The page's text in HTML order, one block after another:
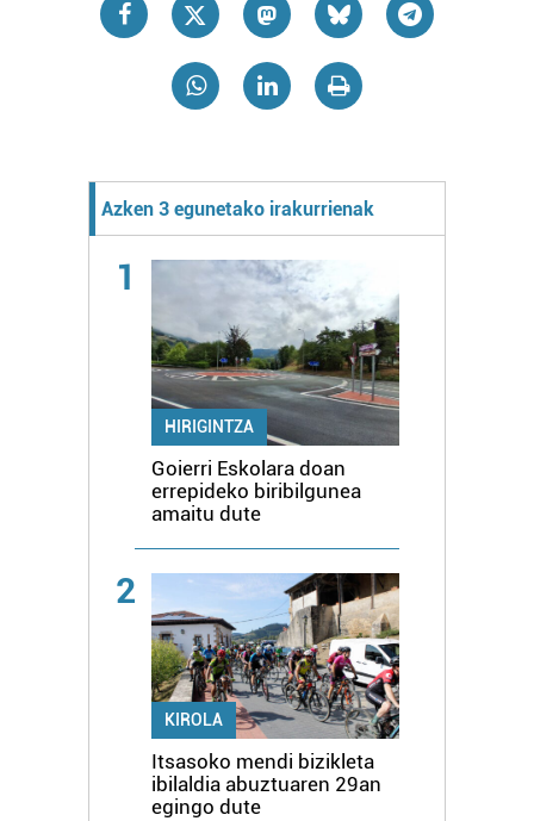
Azken 3 egunetako irakurrienak
1
HIRIGINTZA
Goierri Eskolara doan
errepideko biribilgunea
amaitu dute
2
KIROLA
Itsasoko mendi bizikleta
ibilaldia abuztuaren 29an
egingo dute